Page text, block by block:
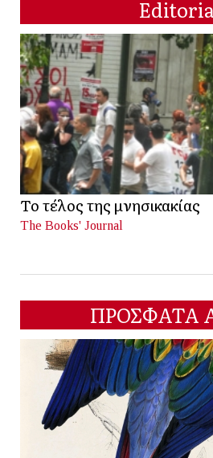
Το τέλος της μνησικακίας
The Books' Journal
ΠΡΟΣΦΑΤΑ